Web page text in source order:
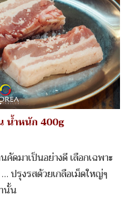
น้ำหนัก 400g
ดมาเป็นอย่างดี เลือกเฉพาะ
ปรุงรสด้วยเกลือเม็ดใหญ่ๆ
นั้น